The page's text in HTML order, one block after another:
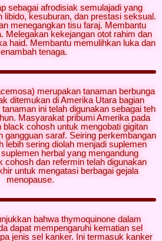
sebagai afrodisiak semulajadi yang
libido, kesuburan, dan prestasi seksual.
menegangkan tisu faraj. Membantu
Melegakan kekejangan otot rahim dan
haid. Membantu memulihkan luka dan
tenaga.
merupakan tanaman berbunga
ditemukan di Amerika Utara bagian
ini telah digunakan sebagai teh
Masyarakat pribumi Amerika pada
cohosh untuk mengobati gigitan
gangguan saraf. Seiring perkembangan
lebih sering diolah menjadi suplemen
herbal yang mengandung
cohosh dan refermin telah digunakan
untuk mengatasi berbagai gejala
menopause.
bahwa thymoquinone dalam
dapat mempengaruhi kematian sel
jenis sel kanker. Ini termasuk kanker